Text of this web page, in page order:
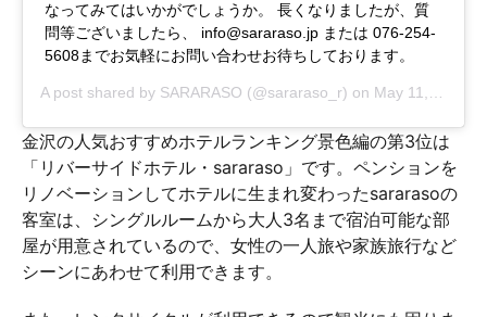
なってみてはいかがでしょうか。 長くなりましたが、質
問等ございましたら、 info@sararaso.jp または 076-254-
5608までお気軽にお問い合わせお待ちしております。
A post shared by SARARASO (@sararaso_r) on May 11, 2018 at 12:13am PDT
金沢の人気おすすめホテルランキング景色編の第3位は
「リバーサイドホテル・sararaso」です。ペンションを
リノベーションしてホテルに生まれ変わったsararasoの
客室は、シングルルームから大人3名まで宿泊可能な部
屋が用意されているので、女性の一人旅や家族旅行など
シーンにあわせて利用できます。